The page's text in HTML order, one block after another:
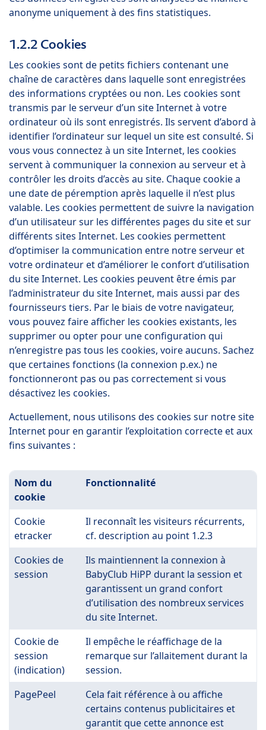
anonyme uniquement à des fins statistiques.
1.2.2 Cookies
Les cookies sont de petits fichiers contenant une
chaîne de caractères dans laquelle sont enregistrées
des informations cryptées ou non. Les cookies sont
transmis par le serveur d’un site Internet à votre
ordinateur où ils sont enregistrés. Ils servent d’abord à
identifier l’ordinateur sur lequel un site est consulté. Si
vous vous connectez à un site Internet, les cookies
servent à communiquer la connexion au serveur et à
contrôler les droits d’accès au site. Chaque cookie a
une date de péremption après laquelle il n’est plus
valable. Les cookies permettent de suivre la navigation
d’un utilisateur sur les différentes pages du site et sur
différents sites Internet. Les cookies permettent
d’optimiser la communication entre notre serveur et
votre ordinateur et d’améliorer le confort d’utilisation
du site Internet. Les cookies peuvent être émis par
l’administrateur du site Internet, mais aussi par des
fournisseurs tiers. Par le biais de votre navigateur,
vous pouvez faire afficher les cookies existants, les
supprimer ou opter pour une configuration qui
n’enregistre pas tous les cookies, voire aucuns. Sachez
que certaines fonctions (la connexion p.ex.) ne
fonctionneront pas ou pas correctement si vous
désactivez les cookies.
Actuellement, nous utilisons des cookies sur notre site
Internet pour en garantir l’exploitation correcte et aux
fins suivantes :
Nom du
cookie
Fonctionnalité
Cookie
etracker
Il reconnaît les visiteurs récurrents,
cf. description au point 1.2.3
Cookies de
session
Ils maintiennent la connexion à
BabyClub HiPP durant la session et
garantissent un grand confort
d’utilisation des nombreux services
du site Internet.
Cookie de
session
(indication)
Il empêche le réaffichage de la
remarque sur l’allaitement durant la
session.
PagePeel
Cela fait référence à ou affiche
certains contenus publicitaires et
garantit que cette annonce est